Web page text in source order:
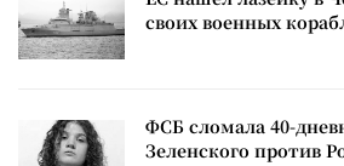
своих военных
ФСБ сломала 40-
Зеленского против